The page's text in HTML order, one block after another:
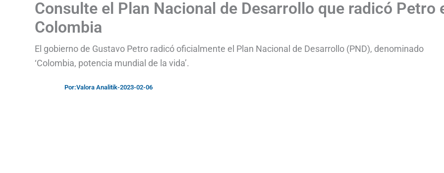
Consulte el Plan Nacional de Desarrollo que radicó Petro
Colombia
El gobierno de Gustavo Petro radicó oficialmente el Plan Nacional de Desarrollo (PND), denominado
‘Colombia, potencia mundial de la vida’.
Por:Valora Analitik-2023-02-06